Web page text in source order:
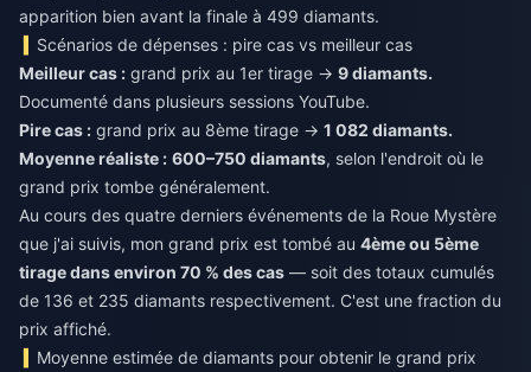
apparition bien avant la finale à 499 diamants.
Scénarios de dépenses : pire cas vs meilleur cas
Meilleur cas : grand prix au 1er tirage → 9 diamants.
Documenté dans plusieurs sessions YouTube.
Pire cas : grand prix au 8ème tirage → 1 082 diamants.
Moyenne réaliste : 600–750 diamants, selon l'endroit où le
grand prix tombe généralement.
Au cours des quatre derniers événements de la Roue Mystère
que j'ai suivis, mon grand prix est tombé au 4ème ou 5ème
tirage dans environ 70 % des cas — soit des totaux cumulés
de 136 et 235 diamants respectivement. C'est une fraction du
prix affiché.
Moyenne estimée de diamants pour obtenir le grand prix